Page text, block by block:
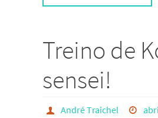
Treino de
sensei!
André Traichel